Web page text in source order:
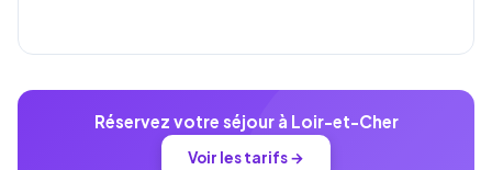
Réservez votre séjour à Loir-et-Cher
Voir les tarifs →